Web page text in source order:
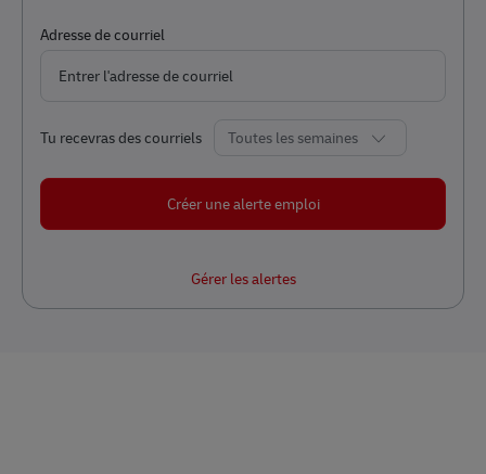
Adresse de courriel
Tu recevras des courrielsRequired
Créer une alerte emploi
Gérer les alertes